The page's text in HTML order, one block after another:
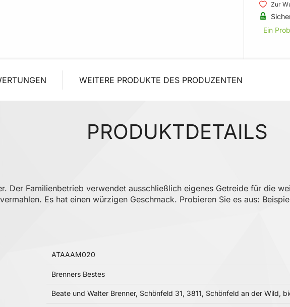
Zur
Ein
WEITERE PRODUKTE DES PRODUZENTEN
PRODUKTDETAILS
Der Familienbetrieb verwendet ausschließlich eigenes Getreide für die
Es hat einen würzigen Geschmack. Probieren Sie es aus:
ATAAAM020
Brenners Bestes
Beate und Walter Brenner, Schönfeld 31, 3811, Schönfeld an der Wild,